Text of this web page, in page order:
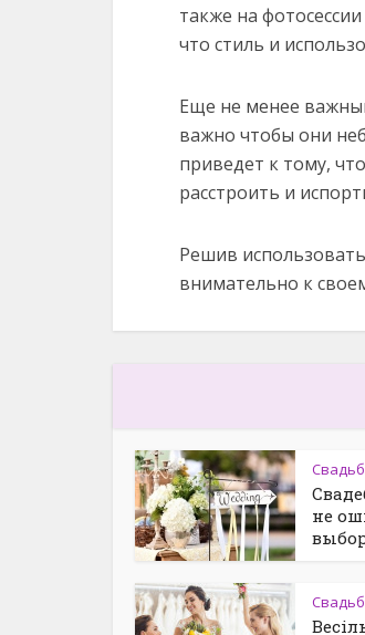
также на
что стиль и
Еще не менее
важно чтобы они
приведет к тому,
расстроить и
Решив
внимательно к
не